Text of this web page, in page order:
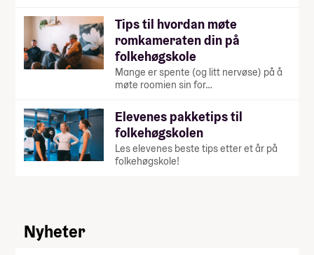
Tips til hvordan møte
romkameraten din på
folkehøgskole
Mange er spente (og litt nervøse) på å
møte roomien sin for…
Elevenes pakketips til
folkehøgskolen
Les elevenes beste tips etter et år på
folkehøgskole!
Nyheter